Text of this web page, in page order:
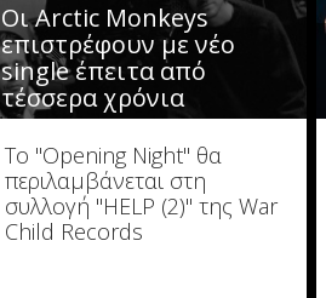
Οι Arctic Monkeys
επιστρέφουν με νέο
single έπειτα από
τέσσερα χρόνια
To "Opening Night" θα
περιλαμβάνεται στη
συλλογή "HELP (2)" της War
Child Records